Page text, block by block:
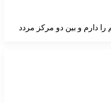
دارم و بین دو مرکز مردد